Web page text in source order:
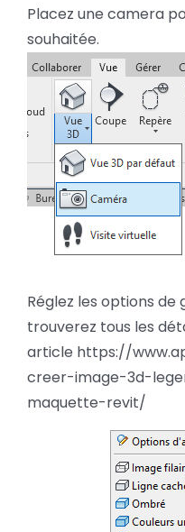
Placez une camera
souhaitée.
Réglez les options de
trouverez tous les
article https://
creer-image-3d-
maquette-revit/